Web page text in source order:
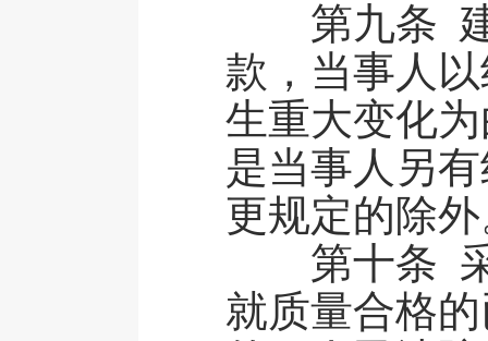
第九条 建
款，当事人
生重大变化
是当事人另
更规定的除
第十条 采
就质量合格